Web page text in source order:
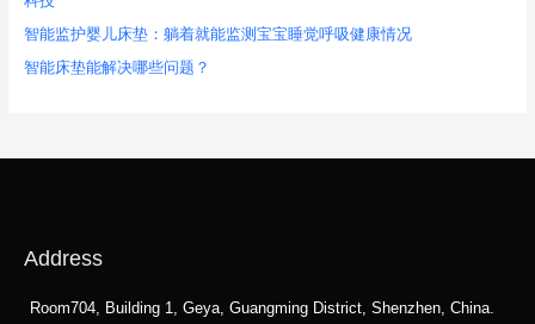
智能监护婴儿床垫：躺着就能监测宝宝睡觉呼吸健康情况
智能床垫能解决哪些问题？
Address
Room704, Building 1, Geya, Guangming District, Shenzhen, China.